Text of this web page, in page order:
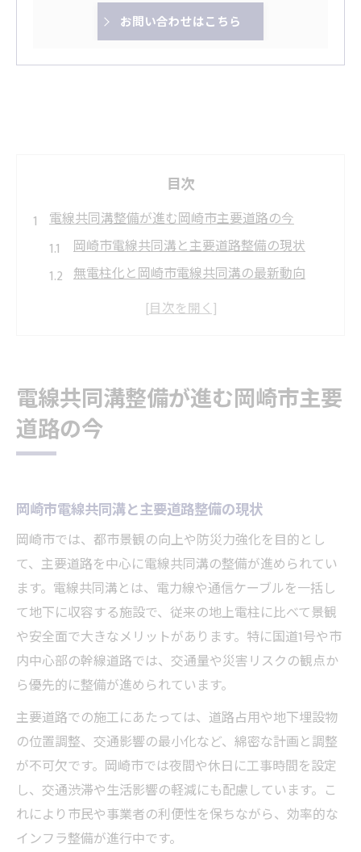
お問い合わせはこちら
目次
電線共同溝整備が進む岡崎市主要道路の今
岡崎市電線共同溝と主要道路整備の現状
無電柱化と岡崎市電線共同溝の最新動向
国道1号工事と電線共同溝の関係性を解説
影響
岡崎で注目される電線共同溝の施工実態
電線共同溝の施工工程を岡崎市で徹底解説
主要道路沿いの電線共同溝工事の実例紹介
岡崎市無電柱化推進と電線共同溝施行の連
携
朝日町工事における電線共同溝施工のポイ
ント
無電柱化を実現する岡崎市の工事進捗
電線共同溝整備で進む岡崎市無電柱化の現
在地
岡崎市無電柱化と電線共同溝の進捗状況を
解説
主要道路の無電柱化工事における電線共同
溝
電線共同溝整備が進む岡崎市主要
道路の今
岡崎市電線共同溝と主要道路整備の現状
岡崎市では、都市景観の向上や防災力強化を目的とし
て、主要道路を中心に電線共同溝の整備が進められてい
ます。電線共同溝とは、電力線や通信ケーブルを一括し
て地下に収容する施設で、従来の地上電柱に比べて景観
や安全面で大きなメリットがあります。特に国道1号や市
内中心部の幹線道路では、交通量や災害リスクの観点か
ら優先的に整備が進められています。
主要道路での施工にあたっては、道路占用や地下埋設物
の位置調整、交通影響の最小化など、綿密な計画と調整
が不可欠です。岡崎市では夜間や休日に工事時間を設定
し、交通渋滞や生活影響の軽減にも配慮しています。こ
れにより市民や事業者の利便性を保ちながら、効率的な
インフラ整備が進行中です。